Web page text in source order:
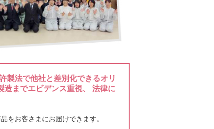
く桜が咲き始めましたよ。 会社の周
桜を植樹してきておりましたが２０１
ったので ...
ました。 健康・美容飲料】市場は次
続きはこちら
製法で他社と差別化できるオリ
までエビデンス重視、 法律に
をお客さまにお届けできます。